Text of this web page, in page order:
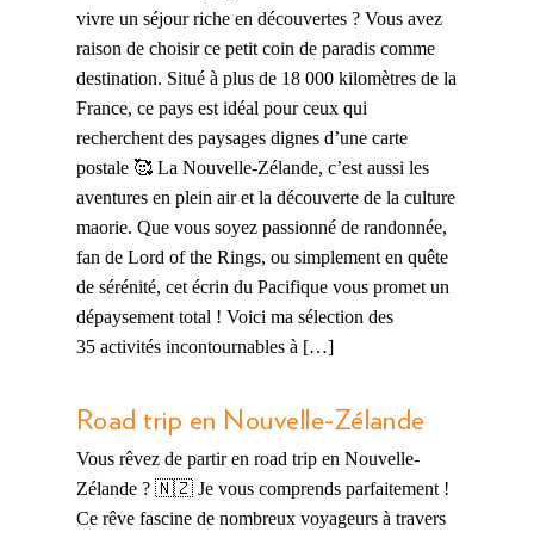
vivre un séjour riche en découvertes ? Vous avez
raison de choisir ce petit coin de paradis comme
destination. Situé à plus de 18 000 kilomètres de la
France, ce pays est idéal pour ceux qui
recherchent des paysages dignes d’une carte
postale 🥰 La Nouvelle-Zélande, c’est aussi les
aventures en plein air et la découverte de la culture
maorie. Que vous soyez passionné de randonnée,
fan de Lord of the Rings, ou simplement en quête
de sérénité, cet écrin du Pacifique vous promet un
dépaysement total ! Voici ma sélection des
35 activités incontournables à […]
Road trip en Nouvelle-Zélande
Vous rêvez de partir en road trip en Nouvelle-
Zélande ? 🇳🇿 Je vous comprends parfaitement !
Ce rêve fascine de nombreux voyageurs à travers